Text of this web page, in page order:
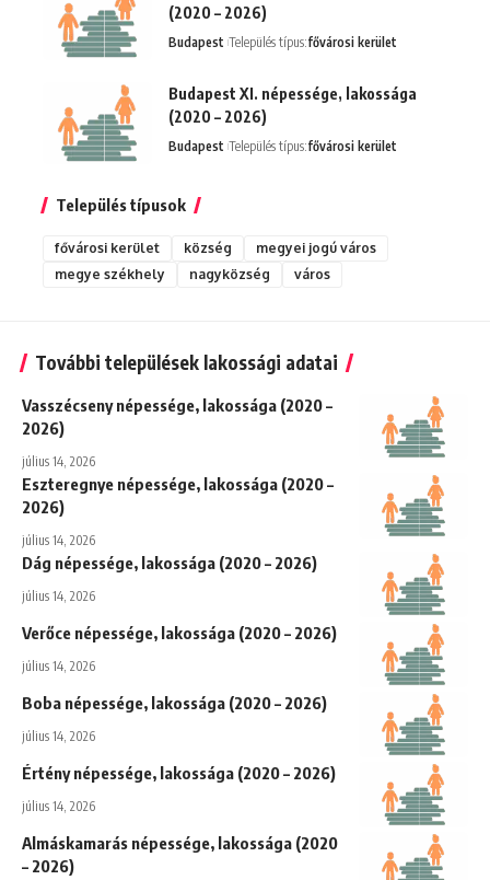
(2020 – 2026)
Budapest Település típus:fővárosi kerület
Budapest XI. népessége, lakossága
(2020 – 2026)
Budapest Település típus:fővárosi kerület
Település típusok
fővárosi kerület község
megyei jogú város
megye székhely
nagyközség város
További települések lakossági adatai
Vasszécseny népessége, lakossága (2020 –
2026)
július 14, 2026
Eszteregnye népessége, lakossága (2020 –
2026)
július 14, 2026
Dág népessége, lakossága (2020 – 2026)
július 14, 2026
Verőce népessége, lakossága (2020 – 2026)
július 14, 2026
Boba népessége, lakossága (2020 – 2026)
július 14, 2026
Értény népessége, lakossága (2020 – 2026)
július 14, 2026
Almáskamarás népessége, lakossága (2020
– 2026)